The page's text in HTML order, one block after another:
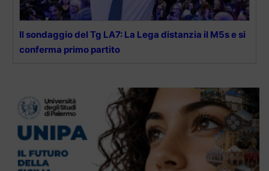
Il sondaggio del Tg LA7: La Lega distanzia il M5s e si
conferma primo partito